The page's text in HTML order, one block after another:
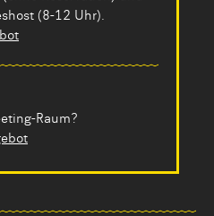
(8-12 Uhr).
Raum?